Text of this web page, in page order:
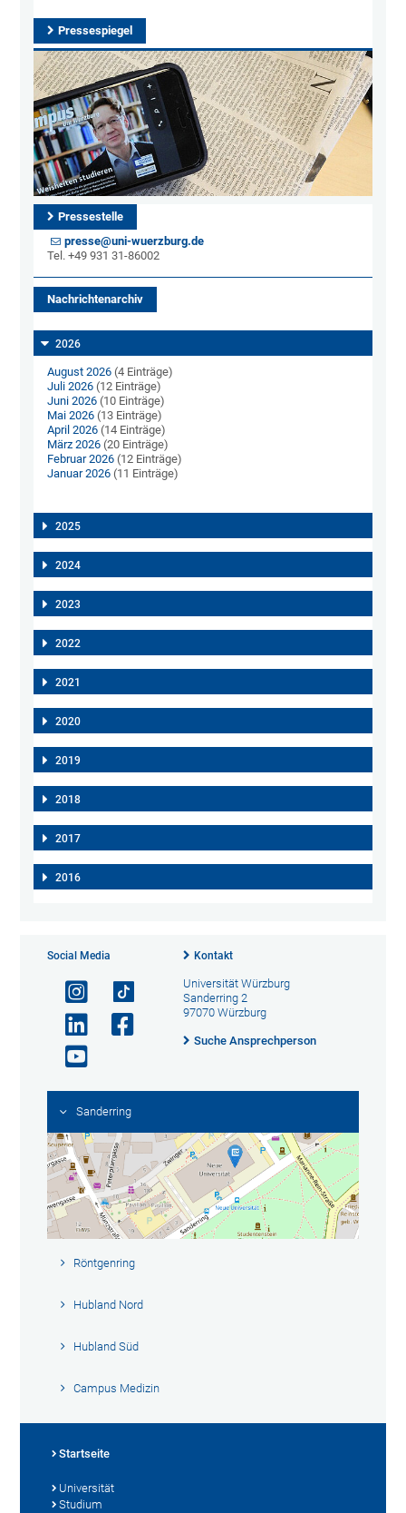
Pressespiegel
Pressestelle
presse@uni-wuerzburg.de
Tel. +49 931 31-86002
Nachrichtenarchiv
2026
August 2026 (4 Einträge)
Juli 2026 (12 Einträge)
Juni 2026 (10 Einträge)
Mai 2026 (13 Einträge)
April 2026 (14 Einträge)
März 2026 (20 Einträge)
Februar 2026 (12 Einträge)
Januar 2026 (11 Einträge)
2025
2024
2023
2022
2021
2020
2019
2018
2017
2016
Social Media Kontakt
Universität Würzburg
Sanderring 2
97070 Würzburg
Suche Ansprechperson
Sanderring
Röntgenring
Hubland Nord
Hubland Süd
Campus Medizin
Startseite
Universität
Studium